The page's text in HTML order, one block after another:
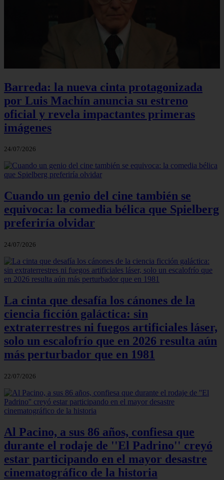
Barreda: la nueva cinta protagonizada
por Luis Machín anuncia su estreno
oficial y revela impactantes primeras
imágenes
24/07/2026
Cuando un genio del cine también se
equivoca: la comedia bélica que Spielberg
preferiría olvidar
24/07/2026
La cinta que desafía los cánones de la
ciencia ficción galáctica: sin
extraterrestres ni fuegos artificiales láser,
solo un escalofrío que en 2026 resulta aún
más perturbador que en 1981
22/07/2026
Al Pacino, a sus 86 años, confiesa que
durante el rodaje de ''El Padrino'' creyó
estar participando en el mayor desastre
cinematográfico de la historia